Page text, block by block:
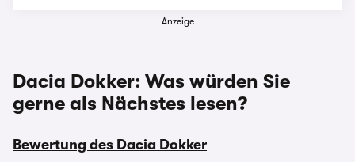
Anzeige
Dacia Dokker: Was würden Sie
gerne als Nächstes lesen?
Bewertung des Dacia Dokker